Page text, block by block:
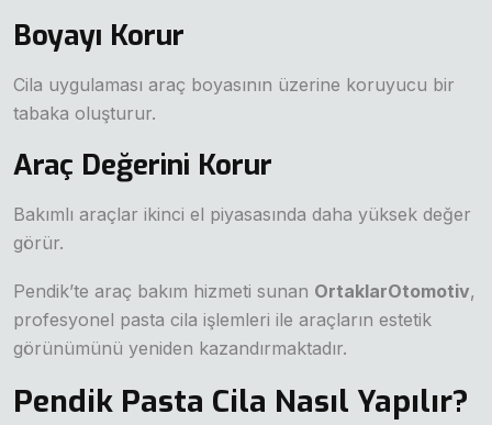
Boyayı Korur
Cila uygulaması araç boyasının üzerine koruyucu bir
tabaka oluşturur.
Araç Değerini Korur
Bakımlı araçlar ikinci el piyasasında daha yüksek değer
görür.
Pendik’te araç bakım hizmeti sunan OrtaklarOtomotiv,
profesyonel pasta cila işlemleri ile araçların estetik
görünümünü yeniden kazandırmaktadır.
Pendik Pasta Cila Nasıl Yapılır?